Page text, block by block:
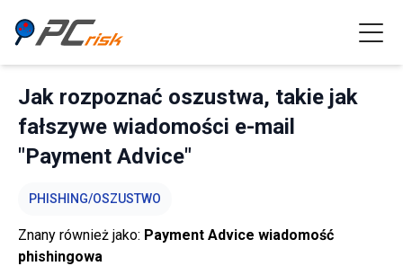
Jak rozpoznać oszustwa, takie jak
fałszywe wiadomości e-mail
"Payment Advice"
PHISHING/OSZUSTWO
Znany również jako: Payment Advice wiadomość
phishingowa